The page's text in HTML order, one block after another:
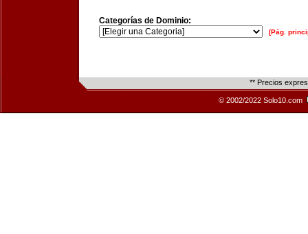
Categorías de Dominio:
[Pág.
** Precios
© 2002/2022 Solo10.com